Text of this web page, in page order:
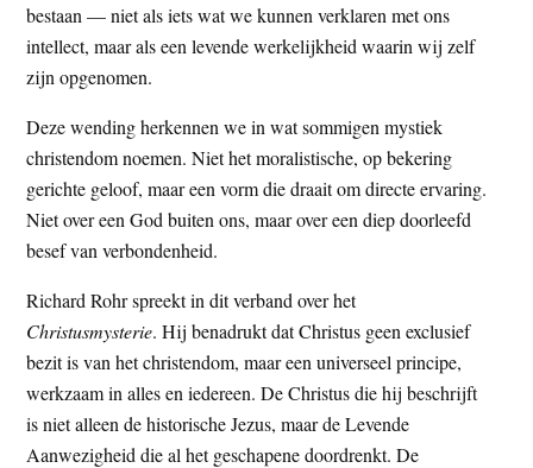
bestaan — niet als iets wat we kunnen verklaren met ons
intellect, maar als een levende werkelijkheid waarin wij zelf
zijn opgenomen.
Deze wending herkennen we in wat sommigen mystiek
christendom noemen. Niet het moralistische, op bekering
gerichte geloof, maar een vorm die draait om directe ervaring.
Niet over een God buiten ons, maar over een diep doorleefd
besef van verbondenheid.
Richard Rohr spreekt in dit verband over het
Christusmysterie. Hij benadrukt dat Christus geen exclusief
bezit is van het christendom, maar een universeel principe,
werkzaam in alles en iedereen. De Christus die hij beschrijft
is niet alleen de historische Jezus, maar de Levende
Aanwezigheid die al het geschapene doordrenkt. De